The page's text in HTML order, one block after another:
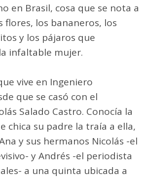
en Brasil, cosa que se nota a
flores, los bananeros, los
y los pájaros que
infaltable mujer.
vive en Ingeniero
que se casó con el
Salado Castro. Conocía la
chica su padre la traía a ella,
y sus hermanos Nicolás -el
y Andrés -el periodista
a una quinta ubicada a